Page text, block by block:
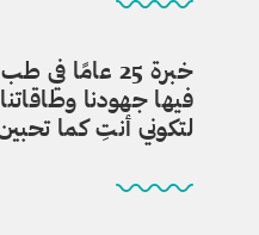
خبرة 25 عامًا
فيها جهودنا
لتكوني أنتِ كما